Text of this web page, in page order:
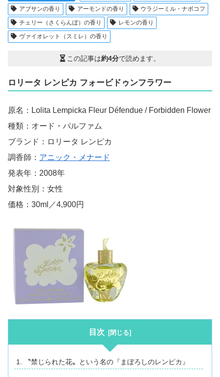
アブサンの香り
アーモンドの香り
ウラジーミル・ナボコフ
チェリー（さくらんぼ）の香り
レモンの香り
ヴァイオレット（スミレ）の香り
この記事は約4分で読めます。
ロリータ レンピカ フォービドゥンフラワー
原名：Lolita Lempicka Fleur Défendue / Forbidden Flower
種類：オード・パルファム
ブランド：ロリータ レンピカ
調香師： アニック・メナード
発表年：2008年
対象性別：女性
価格：30ml／4,900円
目次
〝禁じられた花〟という名の『まぼろしのレンピカ』